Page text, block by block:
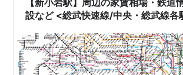
ッチ！…
設など <総武快速線/中央・総武線各